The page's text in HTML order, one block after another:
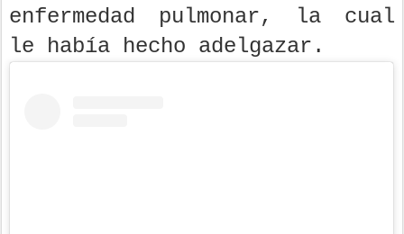
enfermedad pulmonar, la cual
le había hecho adelgazar.